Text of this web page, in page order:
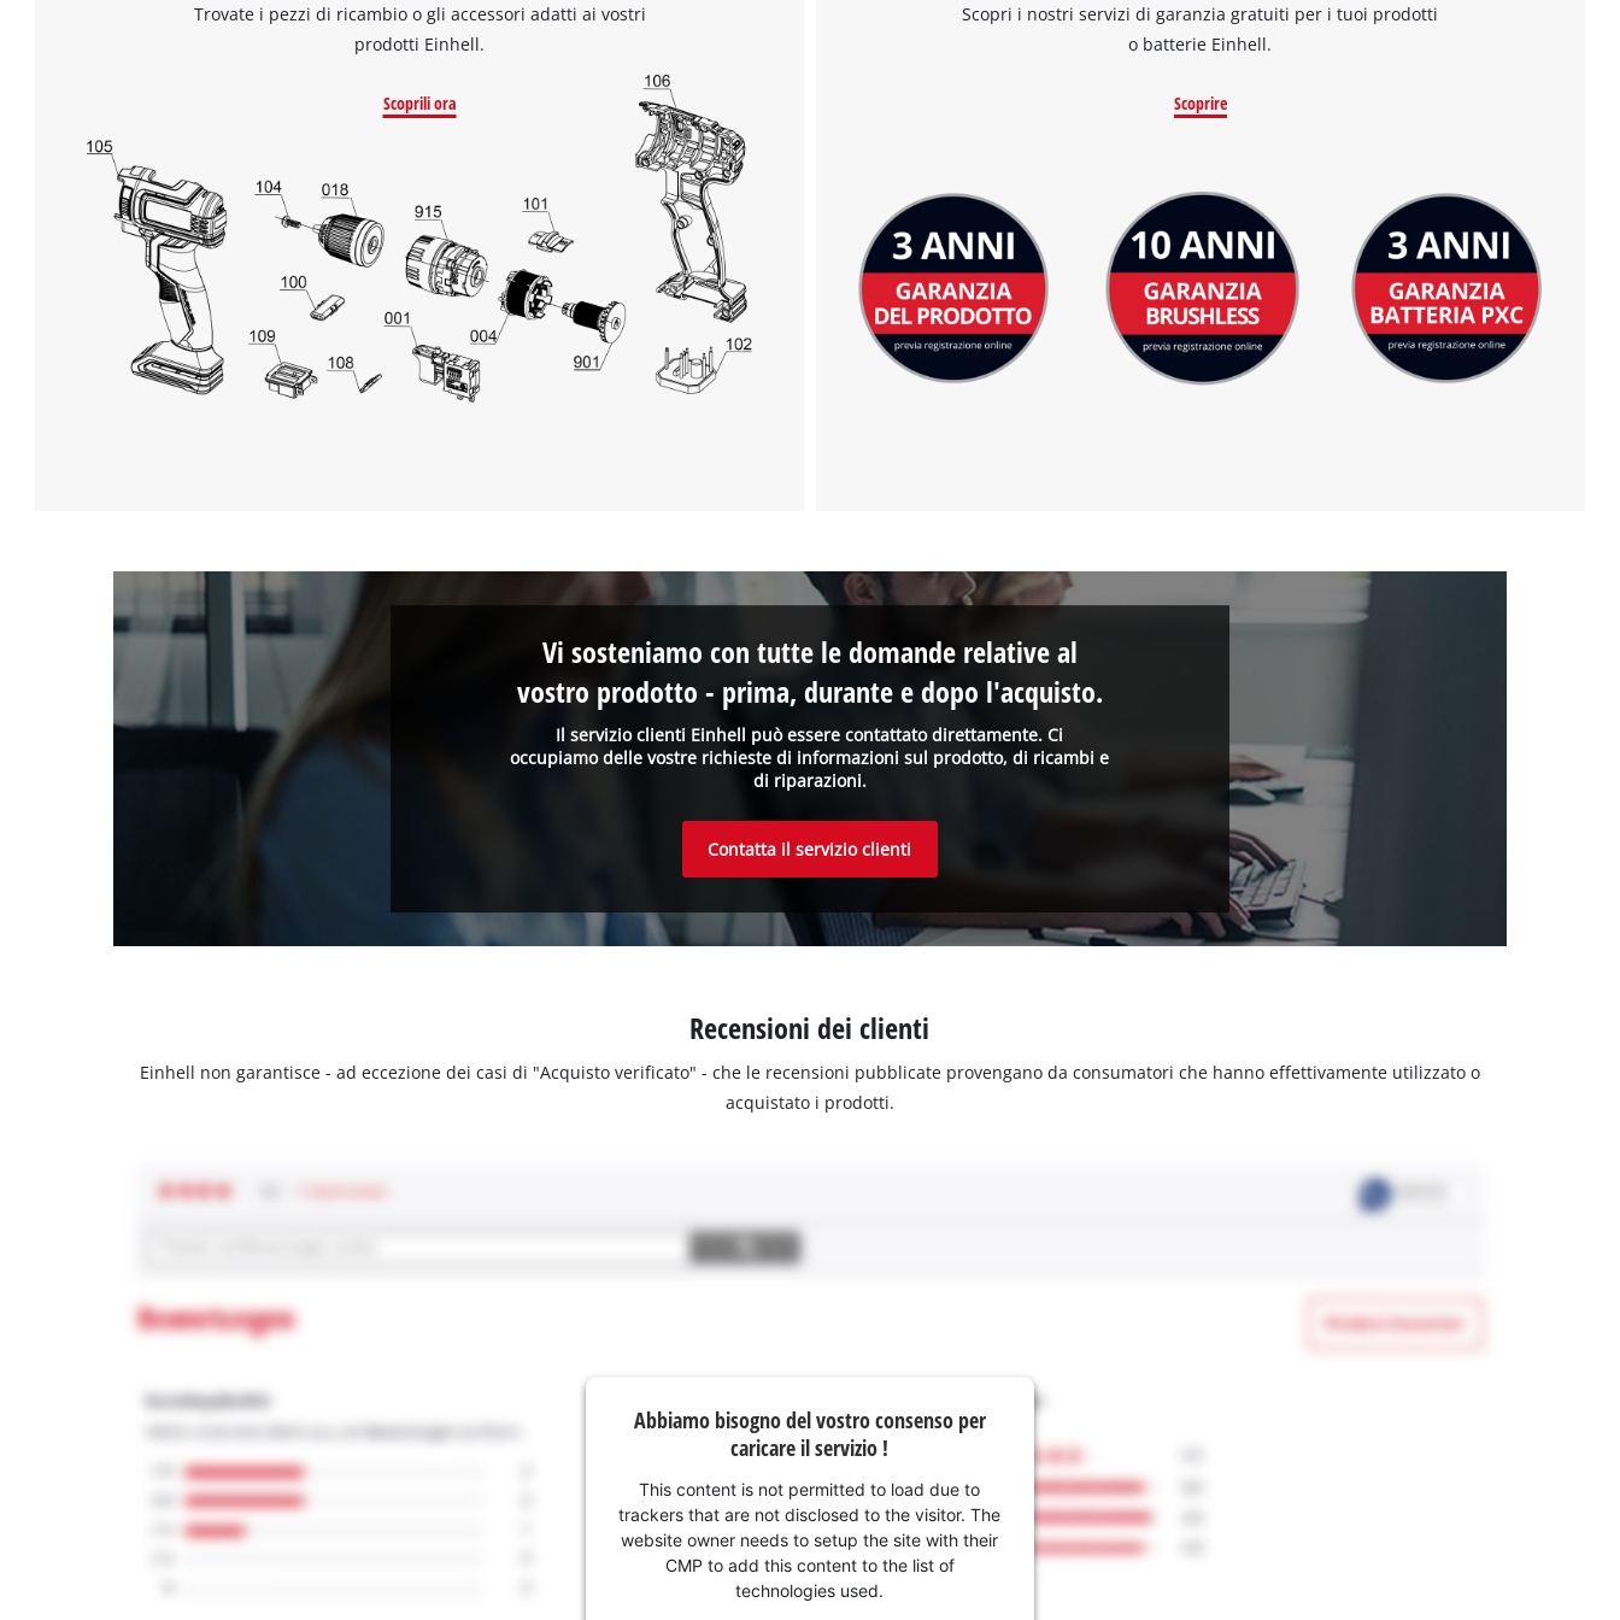
Trovate i pezzi di ricambio o gli accessori adatti ai vostri
prodotti Einhell.
Scoprili ora
Scopri i nostri servizi di garanzia gratuiti per i tuoi prodotti
o batterie Einhell.
Scoprire
Il servizio clienti Einhell può essere contattato direttamente. Ci
occupiamo delle vostre richieste di informazioni sul prodotto, di ricambi e
di riparazioni.
Vi sosteniamo con tutte le domande relative al
vostro prodotto - prima, durante e dopo l'acquisto.
Contatta il servizio clienti
Recensioni dei clienti
Einhell non garantisce - ad eccezione dei casi di "Acquisto verificato" - che le recensioni pubblicate provengano da consumatori che hanno effettivamente utilizzato o
acquistato i prodotti.
Abbiamo bisogno del vostro consenso per
caricare il servizio !
This content is not permitted to load due to
trackers that are not disclosed to the visitor. The
website owner needs to setup the site with their
CMP to add this content to the list of
technologies used.